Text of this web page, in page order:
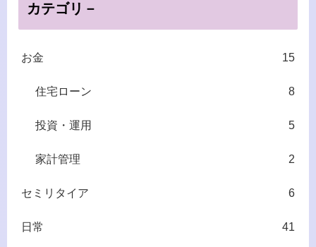
カテゴリ－
お金 15
住宅ローン 8
投資・運用 5
家計管理 2
セミリタイア 6
日常 41